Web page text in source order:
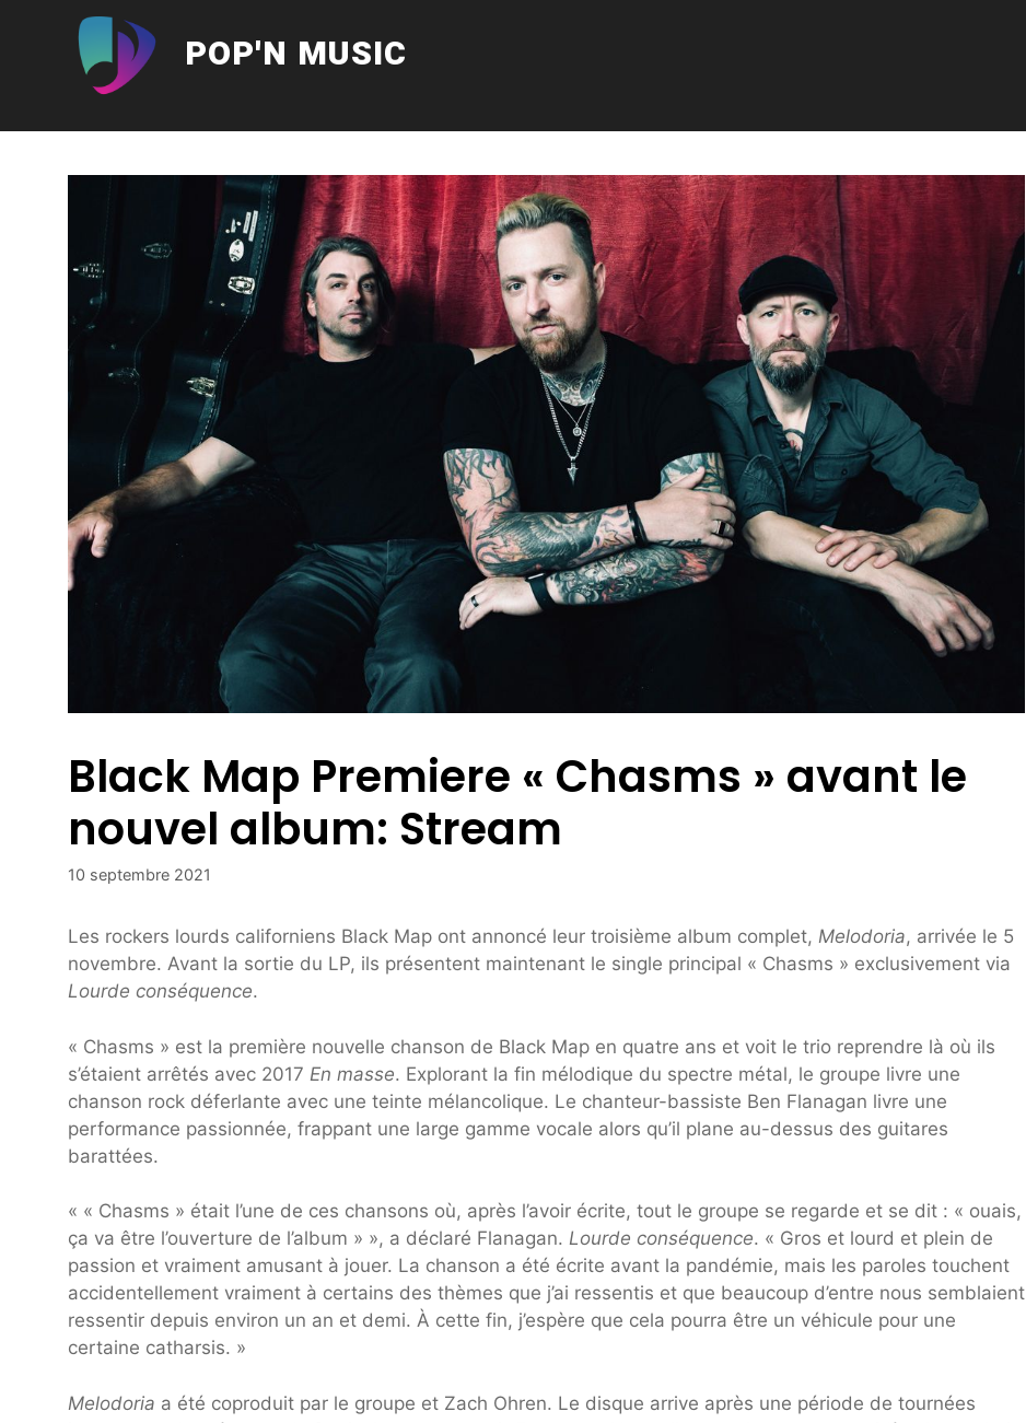
POP'N MUSIC
Black Map Premiere « Chasms » avant le
nouvel album: Stream
10 septembre 2021
Les rockers lourds californiens Black Map ont annoncé leur troisième album complet, Melodoria, arrivée le 5
novembre. Avant la sortie du LP, ils présentent maintenant le single principal « Chasms » exclusivement via
Lourde conséquence.
« Chasms » est la première nouvelle chanson de Black Map en quatre ans et voit le trio reprendre là où ils
s’étaient arrêtés avec 2017 En masse. Explorant la fin mélodique du spectre métal, le groupe livre une
chanson rock déferlante avec une teinte mélancolique. Le chanteur-bassiste Ben Flanagan livre une
performance passionnée, frappant une large gamme vocale alors qu’il plane au-dessus des guitares
barattées.
« « Chasms » était l’une de ces chansons où, après l’avoir écrite, tout le groupe se regarde et se dit : « ouais,
ça va être l’ouverture de l’album » », a déclaré Flanagan. Lourde conséquence. « Gros et lourd et plein de
passion et vraiment amusant à jouer. La chanson a été écrite avant la pandémie, mais les paroles touchent
accidentellement vraiment à certains des thèmes que j’ai ressentis et que beaucoup d’entre nous semblaient
ressentir depuis environ un an et demi. À cette fin, j’espère que cela pourra être un véhicule pour une
certaine catharsis. »
Melodoria a été coproduit par le groupe et Zach Ohren. Le disque arrive après une période de tournées